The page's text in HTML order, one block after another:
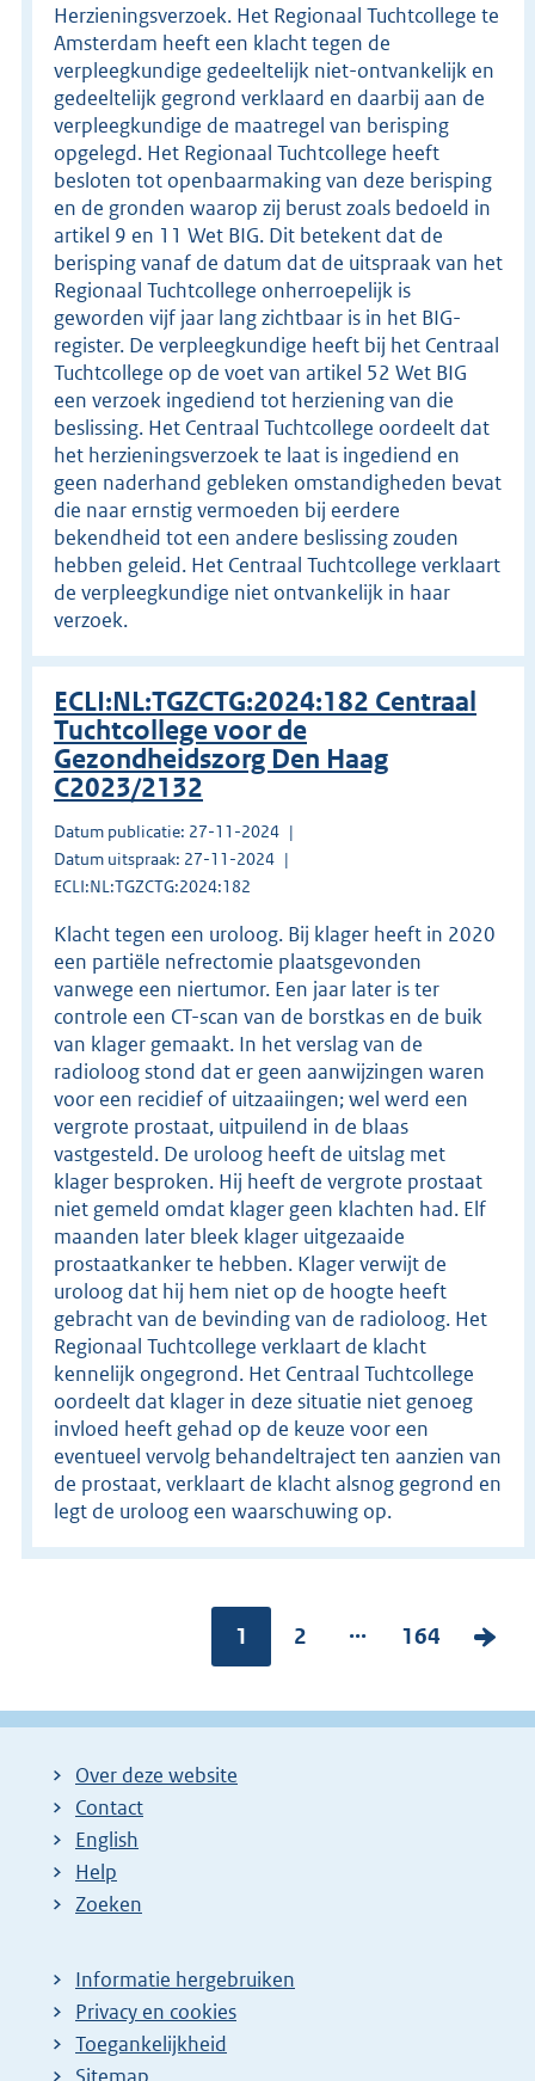
Herzieningsverzoek. Het Regionaal Tuchtcollege te
Amsterdam heeft een klacht tegen de
verpleegkundige gedeeltelijk niet-ontvankelijk en
gedeeltelijk gegrond verklaard en daarbij aan de
verpleegkundige de maatregel van berisping
opgelegd. Het Regionaal Tuchtcollege heeft
besloten tot openbaarmaking van deze berisping
en de gronden waarop zij berust zoals bedoeld in
artikel 9 en 11 Wet BIG. Dit betekent dat de
berisping vanaf de datum dat de uitspraak van het
Regionaal Tuchtcollege onherroepelijk is
geworden vijf jaar lang zichtbaar is in het BIG-
register. De verpleegkundige heeft bij het Centraal
Tuchtcollege op de voet van artikel 52 Wet BIG
een verzoek ingediend tot herziening van die
beslissing. Het Centraal Tuchtcollege oordeelt dat
het herzieningsverzoek te laat is ingediend en
geen naderhand gebleken omstandigheden bevat
die naar ernstig vermoeden bij eerdere
bekendheid tot een andere beslissing zouden
hebben geleid. Het Centraal Tuchtcollege verklaart
de verpleegkundige niet ontvankelijk in haar
verzoek.
ECLI:NL:TGZCTG:2024:182 Centraal
Tuchtcollege voor de
Gezondheidszorg Den Haag
C2023/2132
Datum publicatie: 27-11-2024
Datum uitspraak: 27-11-2024
ECLI:NL:TGZCTG:2024:182
Klacht tegen een uroloog. Bij klager heeft in 2020
een partiële nefrectomie plaatsgevonden
vanwege een niertumor. Een jaar later is ter
controle een CT-scan van de borstkas en de buik
van klager gemaakt. In het verslag van de
radioloog stond dat er geen aanwijzingen waren
voor een recidief of uitzaaiingen; wel werd een
vergrote prostaat, uitpuilend in de blaas
vastgesteld. De uroloog heeft de uitslag met
klager besproken. Hij heeft de vergrote prostaat
niet gemeld omdat klager geen klachten had. Elf
maanden later bleek klager uitgezaaide
prostaatkanker te hebben. Klager verwijt de
uroloog dat hij hem niet op de hoogte heeft
gebracht van de bevinding van de radioloog. Het
Regionaal Tuchtcollege verklaart de klacht
kennelijk ongegrond. Het Centraal Tuchtcollege
oordeelt dat klager in deze situatie niet genoeg
invloed heeft gehad op de keuze voor een
eventueel vervolg behandeltraject ten aanzien van
de prostaat, verklaart de klacht alsnog gegrond en
legt de uroloog een waarschuwing op.
Pagina:
1
P
g
2 ...
P
g
164
V
l
Over deze website
Contact
English
Help
Zoeken
Informatie hergebruiken
Privacy en cookies
Toegankelijkheid
Sitemap